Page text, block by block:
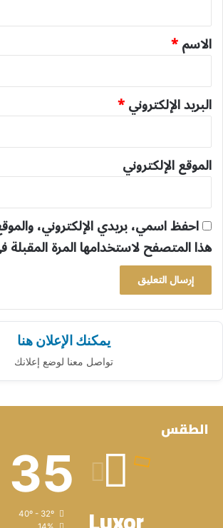
ق
*
الاسم*
البريد الإلكتروني*
الموقع الإلكتروني
احفظ اسمي، بريدي الإلكتروني،
هذا المتصفح لاستخدامها المرة
يمكنك الإعلان هنا
تواصل معنا لوضع إعلانك
الطقس
35
40º - 32º